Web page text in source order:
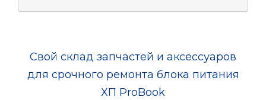
Свой склад запчастей и аксессуаров
для срочного ремонта блока питания
ХП ProBook